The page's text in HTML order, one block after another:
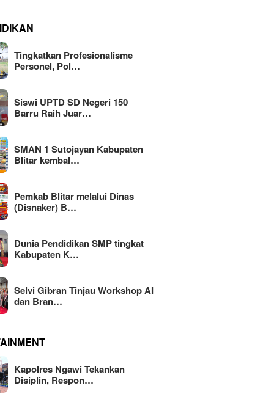
Tingkatkan Profesionalisme
Personel, Pol…
Siswi UPTD SD Negeri 150
Barru Raih Juar…
SMAN 1 Sutojayan Kabupaten
Blitar kembal…
Pemkab Blitar melalui Dinas
(Disnaker) B…
Dunia Pendidikan SMP tingkat
Kabupaten K…
Selvi Gibran Tinjau Workshop AI
dan Bran…
Kapolres Ngawi Tekankan
Disiplin, Respon…